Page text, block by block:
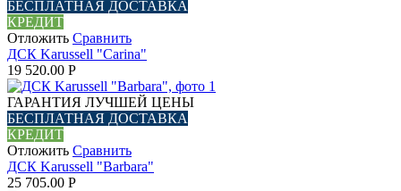
БЕСПЛАТНАЯ ДОСТАВКА
КРЕДИТ
Отложить Сравнить
ДСК Karussell "Carina"
19 520.00 Р
ГАРАНТИЯ ЛУЧШЕЙ ЦЕНЫ
БЕСПЛАТНАЯ ДОСТАВКА
КРЕДИТ
Отложить Сравнить
ДСК Karussell "Barbara"
25 705.00 Р